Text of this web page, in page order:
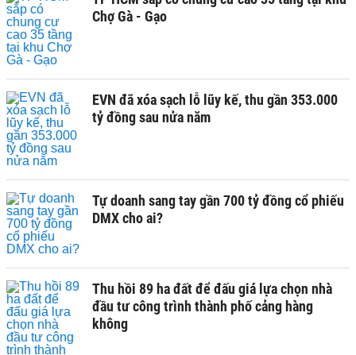
Chợ Gà - Gạo
EVN đã xóa sạch lỗ lũy kế, thu gần 353.000
tỷ đồng sau nửa năm
Tự doanh sang tay gần 700 tỷ đồng cổ phiếu
DMX cho ai?
Thu hồi 89 ha đất để đấu giá lựa chọn nhà
đầu tư công trình thành phố cảng hàng
không